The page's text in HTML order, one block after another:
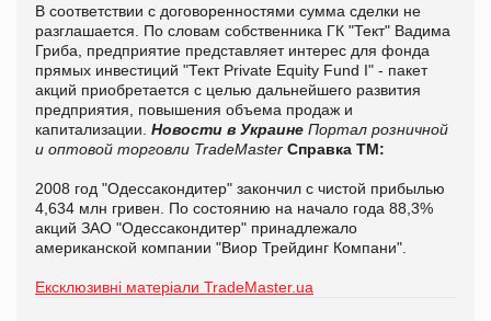
В соответствии с договоренностями сумма сделки не
разглашается. По словам собственника ГК "Тект" Вадима
Гриба, предприятие представляет интерес для фонда
прямых инвестиций "Тект Private Equity Fund I" - пакет
акций приобретается с целью дальнейшего развития
предприятия, повышения объема продаж и
капитализации. Новости в Украине Портал розничной
и оптовой торговли TradeMaster Справка ТМ:
2008 год "Одессакондитер" закончил с чистой прибылью
4,634 млн гривен. По состоянию на начало года 88,3%
акций ЗАО "Одессакондитер" принадлежало
американской компании "Виор Трейдинг Компани".
Ексклюзивні матеріали TradeMaster.ua